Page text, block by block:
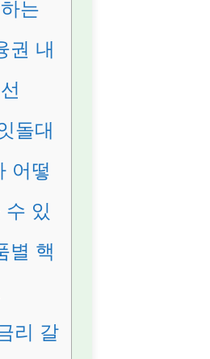
는
권 내
돌대
어떻
수 있
별 핵
리 갈